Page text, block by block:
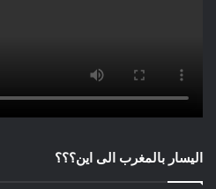
اليسار بالمغرب الى اين؟؟؟